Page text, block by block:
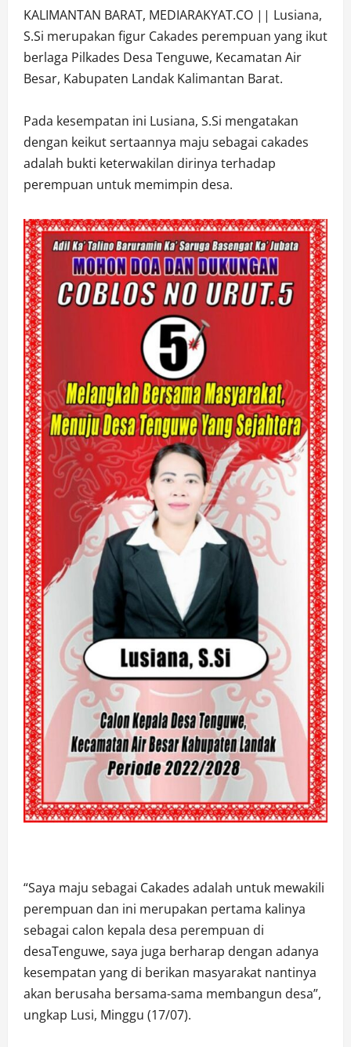
KALIMANTAN BARAT, MEDIARAKYAT.CO || Lusiana,
S.Si merupakan figur Cakades perempuan yang ikut
berlaga Pilkades Desa Tenguwe, Kecamatan Air
Besar, Kabupaten Landak Kalimantan Barat.
Pada kesempatan ini Lusiana, S.Si mengatakan
dengan keikut sertaannya maju sebagai cakades
adalah bukti keterwakilan dirinya terhadap
perempuan untuk memimpin desa.
“Saya maju sebagai Cakades adalah untuk mewakili
perempuan dan ini merupakan pertama kalinya
sebagai calon kepala desa perempuan di
desaTenguwe, saya juga berharap dengan adanya
kesempatan yang di berikan masyarakat nantinya
akan berusaha bersama-sama membangun desa”,
ungkap Lusi, Minggu (17/07).